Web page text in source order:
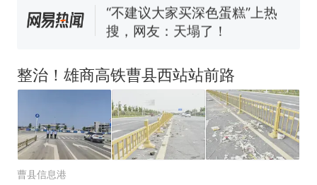
已叫停招聘，成立调查组全面
核查
“不建议大家买深色蛋糕”上热
搜，网友：天塌了！
全部作废，公平么？
整治！雄商高铁曹县西站站前路
曹县信息港